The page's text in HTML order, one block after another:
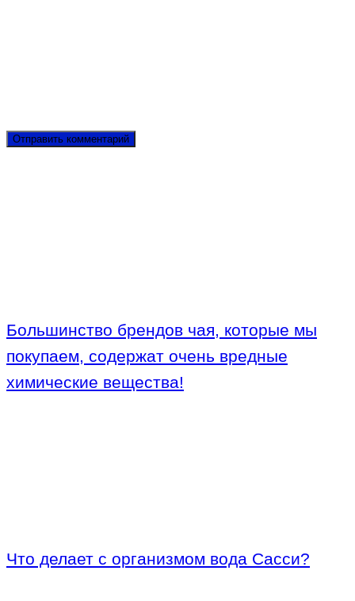
Большинство брендов чая, которые мы
покупаем, содержат очень вредные
химические вещества!
Что делает с организмом вода Сасси?